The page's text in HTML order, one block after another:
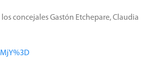
concejales Gastón Etchepare, Claudia